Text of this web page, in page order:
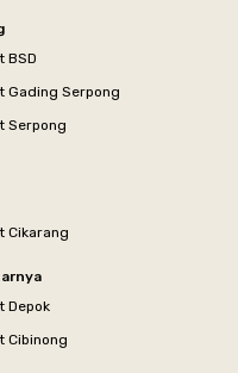
BSD
Gading Serpong
Serpong
Cikarang
Depok
Cibinong